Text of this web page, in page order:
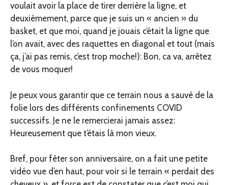
voulait avoir la place de tirer derrière la ligne, et
deuxièmement, parce que je suis un « ancien » du
basket, et que moi, quand je jouais c’était la ligne que
l’on avait, avec des raquettes en diagonal et tout (mais
ça, j’ai pas remis, c’est trop moche!): Bon, ca va, arrêtez
de vous moquer!
Je peux vous garantir que ce terrain nous a sauvé de la
folie lors des différents confinements COVID
successifs. Je ne le remercierai jamais assez:
Heureusement que t’étais là mon vieux.
Bref, pour fêter son anniversaire, on a fait une petite
vidéo vue d’en haut, pour voir si le terrain « perdait des